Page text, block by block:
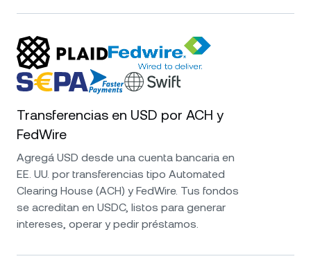
Transferencias en USD por ACH y
FedWire
Agregá USD desde una cuenta bancaria en
EE. UU. por transferencias tipo Automated
Clearing House (ACH) y FedWire. Tus fondos
se acreditan en USDC, listos para generar
intereses, operar y pedir préstamos.